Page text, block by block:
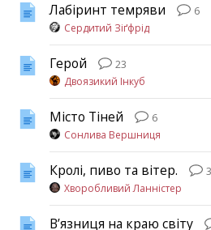
Лабіринт темряви
6
Сердитий Зіґфрід
Герой
23
Двоязикий Інкуб
Місто Тіней
6
Сонлива Вершниця
Кролі, пиво та вітер.
Хворобливий Ланністер
В’язниця на краю світу